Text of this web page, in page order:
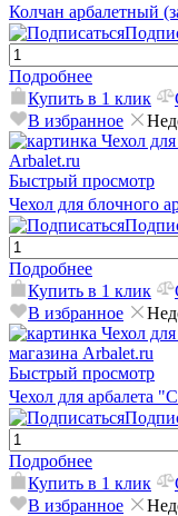
Колчан арбалетный
Подробнее
Купить в 1 клик
В избранное
Быстрый просмотр
Чехол для блочного
Подробнее
Купить в 1 клик
В избранное
Быстрый просмотр
Чехол для арбалета
Подробнее
Купить в 1 клик
В избранное